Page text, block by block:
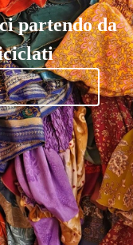
partendo da